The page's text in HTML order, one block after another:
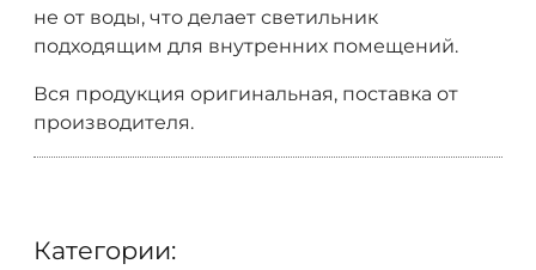
не от воды, что делает светильник
подходящим для внутренних помещений.
Вся продукция оригинальная, поставка от
производителя.
Категории: